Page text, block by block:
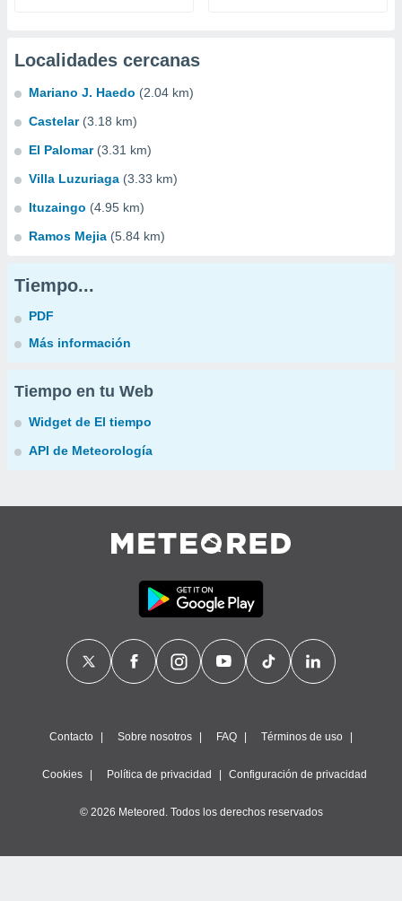
Localidades cercanas
Mariano J. Haedo (2.04 km)
Castelar (3.18 km)
El Palomar (3.31 km)
Villa Luzuriaga (3.33 km)
Ituzaingo (4.95 km)
Ramos Mejia (5.84 km)
Tiempo...
PDF
Más información
Tiempo en tu Web
Widget de El tiempo
API de Meteorología
Contacto Sobre nosotros FAQ Términos de uso
Cookies Política de privacidad Configuración de privacidad
© 2026 Meteored. Todos los derechos reservados